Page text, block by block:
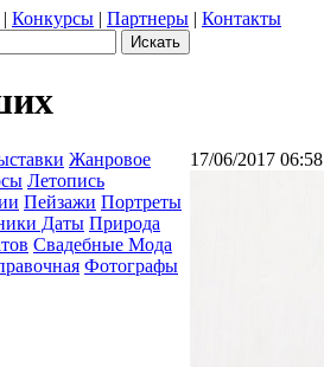
| Конкурсы | Партнеры | Контакты
Жанровое
Летопись
Пейзажи Портреты
Даты Природа
Свадебные Мода
Фотографы
17/06/2017 06:58